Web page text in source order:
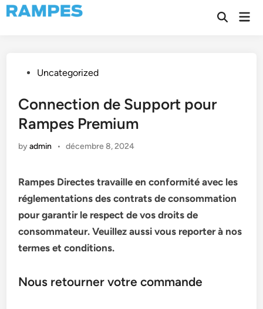
Skip
to
Open
PostedUncategorized
Connection de Support pour
Rampes Premium
byadmin • décembre 8, 2024
Rampes Directes travaille en conformité avec les
réglementations des contrats de consommation
pour garantir le respect de vos droits de
consommateur. Veuillez aussi vous reporter à nos
termes et conditions.
Nous retourner votre commande